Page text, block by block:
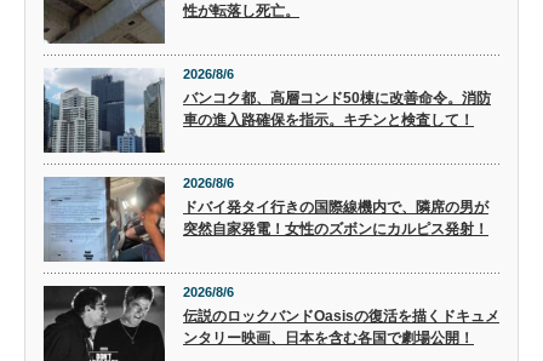
性が転落し死亡。
2026/8/6
バンコク都、高層コンド50棟に改善命令。消防
車の進入路確保を指示。キチンと検査して！
2026/8/6
ドバイ発タイ行きの国際線機内で、隣席の男が
突然自家発電！女性のズボンにカルピス発射！
2026/8/6
伝説のロックバンドOasisの復活を描くドキュメ
ンタリー映画、日本を含む各国で劇場公開！